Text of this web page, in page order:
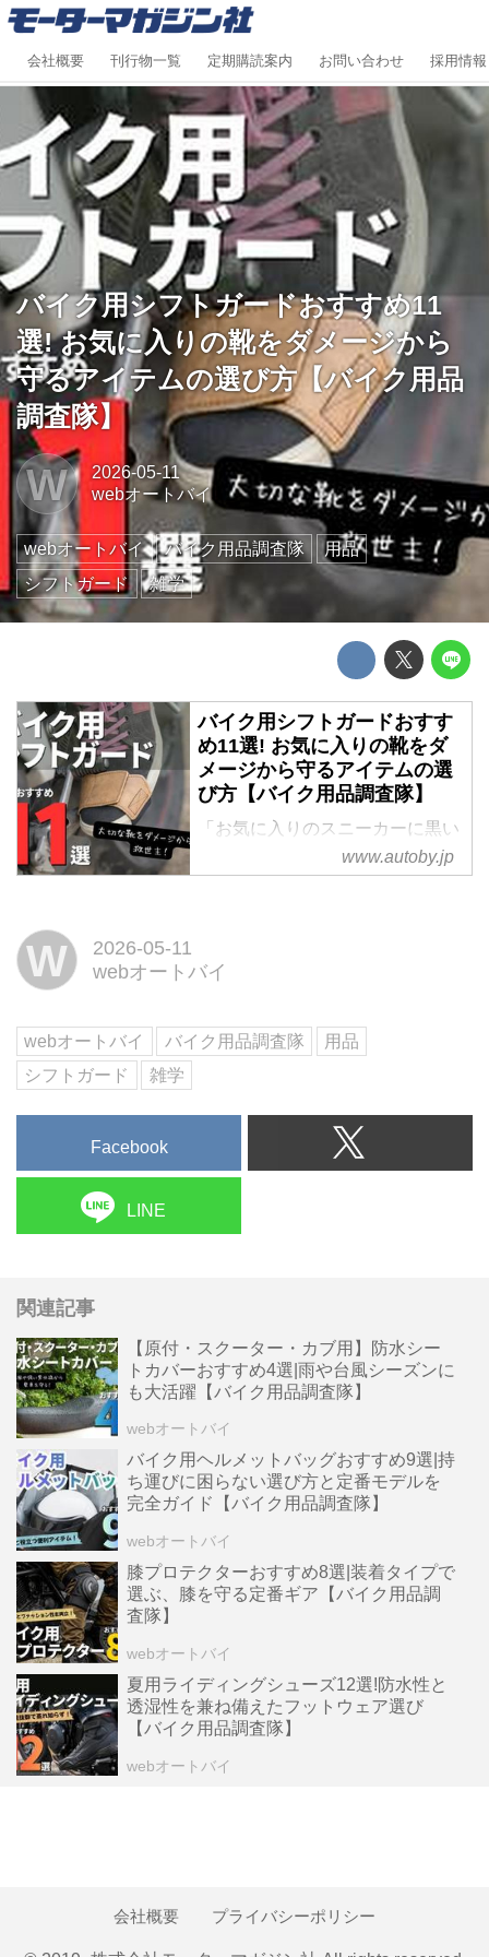
会社概要 刊行物一覧 定期購読案内 お問い合わせ 採用情報
バイク用シフトガードおすすめ11
選! お気に入りの靴をダメージから
守るアイテムの選び方【バイク用品
調査隊】
W
2026-05-11
webオートバイ
webオートバイ バイク用品調査隊
用品
シフトガード
雑学
バイク用シフトガードおすす
め11選! お気に入りの靴をダ
メージから守るアイテムの選
び方【バイク用品調査隊】
「お気に入りのスニーカーに黒い
跡が......」「革靴のつま先が削れ
てしまった」そんな悩みはありま
良い本革製から雨に強い樹脂製ま
説。さらに、走行中のズレを防ぐ
装着のコツ...
www.autoby.jp
W
2026-05-11
webオートバイ
webオートバイ バイク用品調査隊
用品
シフトガード
雑学
Facebook
LINE
関連記事
【原付・スクーター・カブ用】防水シー
トカバーおすすめ4選|雨や台風シーズンに
も大活躍【バイク用品調査隊】
webオートバイ
バイク用ヘルメットバッグおすすめ9選|持
ち運びに困らない選び方と定番モデルを
完全ガイド【バイク用品調査隊】
webオートバイ
膝プロテクターおすすめ8選|装着タイプで
選ぶ、膝を守る定番ギア【バイク用品調
査隊】
webオートバイ
夏用ライディングシューズ12選!防水性と
透湿性を兼ね備えたフットウェア選び
【バイク用品調査隊】
webオートバイ
会社概要 プライバシーポリシー